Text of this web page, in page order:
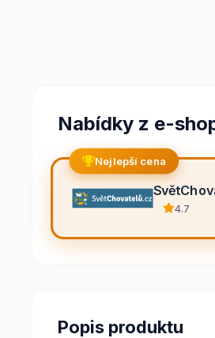
Nabídky z e-
Nejlepší cena
4.7
Popis produktu